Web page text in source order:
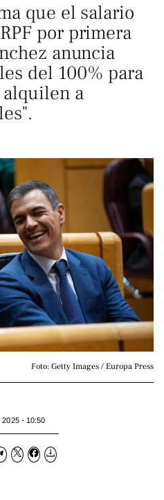
que el salario
por primera
anuncia
del 100% para
a
Foto: Getty Images / Europa Press
2025 - 10:50